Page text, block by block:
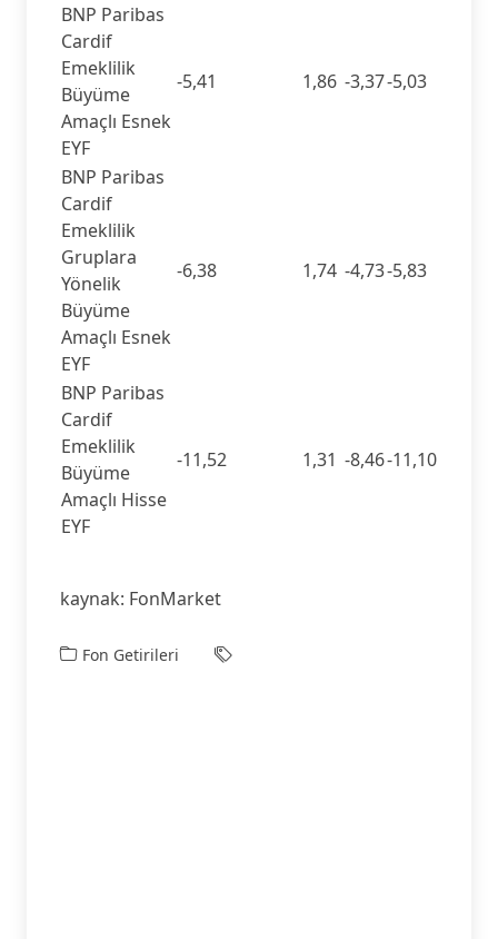
BNP Paribas
Cardif
Emeklilik
Büyüme
Amaçlı Esnek
EYF
-5,41 1,86 -3,37-5,03
BNP Paribas
Cardif
Emeklilik
Gruplara
Yönelik
Büyüme
Amaçlı Esnek
EYF
-6,38 1,74 -4,73-5,83
BNP Paribas
Cardif
Emeklilik
Büyüme
Amaçlı Hisse
EYF
-11,52 1,31 -8,46-11,10
kaynak: FonMarket
Fon Getirileri